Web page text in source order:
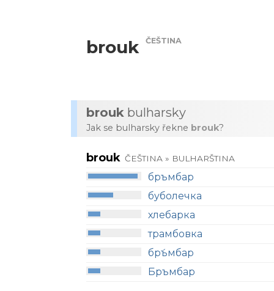
brouk ČEŠTINA
brouk bulharsky
Jak se bulharsky řekne brouk?
brouk ČEŠTINA » BULHARŠTINA
бръмбар
буболечка
хлебарка
трамбовка
бръ́мбар
Бръмбар